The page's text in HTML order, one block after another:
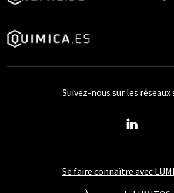
Se faire connaître avec
Suivez-nous sur les réseaux